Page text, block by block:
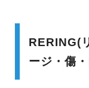
RERING(
ージ・傷